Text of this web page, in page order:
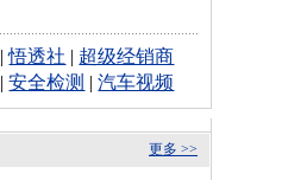
|悟透社 | 超级经销商
|安全检测 |汽车视频
更多 >>